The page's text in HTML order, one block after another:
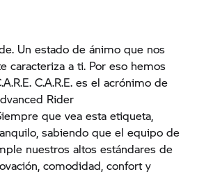
Un estado de ánimo que nos
caracteriza a ti. Por eso hemos
C.A.R.E. es el acrónimo de
Rider
que vea esta etiqueta,
sabiendo que el equipo de
nuestros altos estándares de
comodidad, confort y